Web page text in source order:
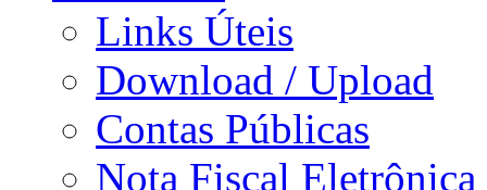
Links Úteis
Download / Upload
Contas Públicas
Nota Fiscal Eletrônica